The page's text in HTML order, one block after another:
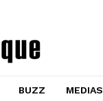
BUZZ MEDIAS